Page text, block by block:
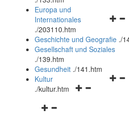
und
Europa und
Internationales
./203110.htm
Geschichte und Geografie ./
Gesellschaft und Soziales
./139.htm
Gesundheit ./141.htm
Navigationsmenü
Kultur
./kultur.htm
Navigationsmenü